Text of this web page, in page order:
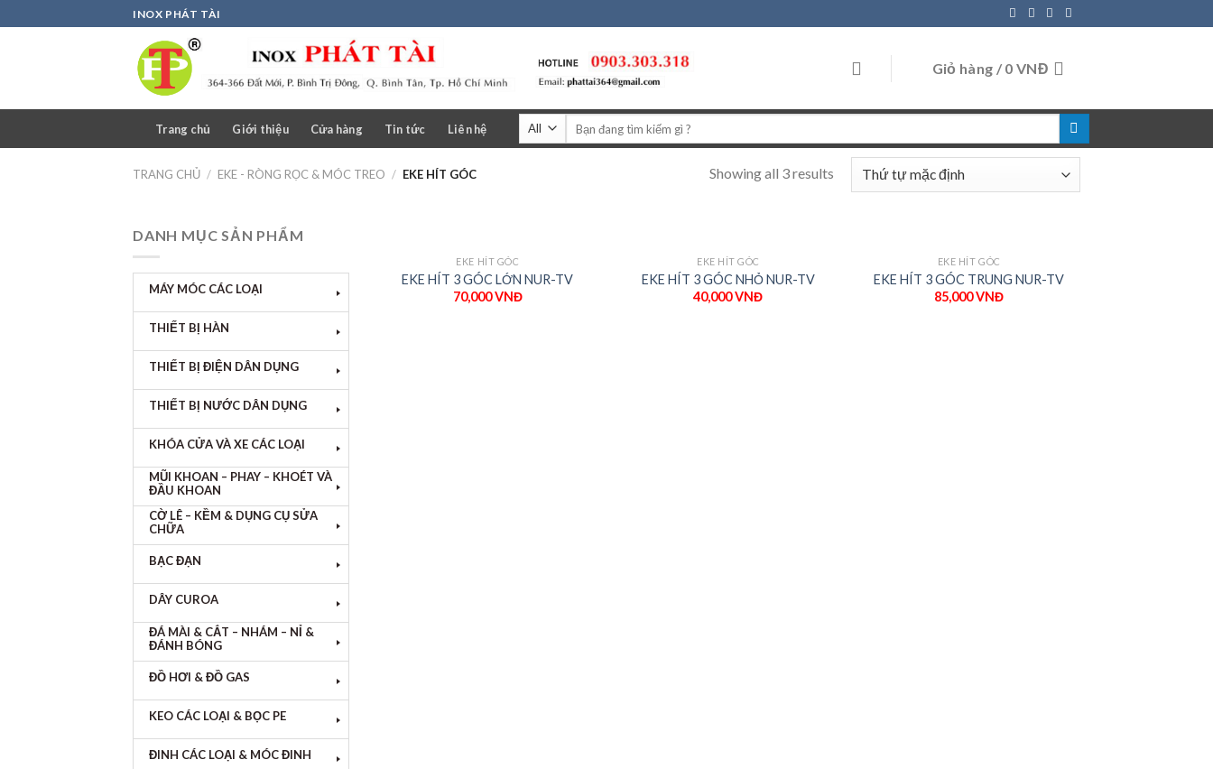
to
INOX PHÁT TÀI
Giỏ hàng / 0VNĐ
Trang chủ Giới thiệu Cửa hàng Tin tức Liên hệ
kiếm:
TRANG CHỦ / EKE - RÒNG RỌC & MÓC TREO / EKE HÍT GÓC Showing all 3 results
DANH MỤC SẢN PHẨM
MÁY MÓC CÁC LOẠI
THIẾT BỊ HÀN
THIẾT BỊ ĐIỆN DÂN DỤNG
THIẾT BỊ NƯỚC DÂN DỤNG
KHÓA CỬA VÀ XE CÁC LOẠI
MŨI KHOAN – PHAY – KHOÉT VÀ
ĐẦU KHOAN
CỜ LÊ – KỀM & DỤNG CỤ SỬA
CHỮA
BẠC ĐẠN
DÂY CUROA
ĐÁ MÀI & CẮT – NHÁM – NỈ &
ĐÁNH BÓNG
ĐỒ HƠI & ĐỒ GAS
KEO CÁC LOẠI & BỌC PE
ĐINH CÁC LOẠI & MÓC ĐINH
EKE HÍT GÓC
EKE HÍT 3 GÓC LỚN NUR-TV
70,000VNĐ
EKE HÍT GÓC
EKE HÍT 3 GÓC NHỎ NUR-TV
40,000VNĐ
EKE HÍT GÓC
EKE HÍT 3 GÓC TRUNG NUR-TV
85,000VNĐ